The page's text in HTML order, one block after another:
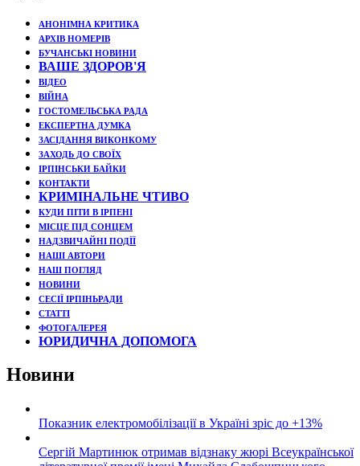
АНОНІМНА КРИТИКА
АРХІВ НОМЕРІВ
БУЧАНСЬКІ НОВИНИ
ВАШЕ ЗДОРОВ'Я
ВІДЕО
ВІЙНА
ГОСТОМЕЛЬСЬКА РАДА
ЕКСПЕРТНА ДУМКА
ЗАСІДАННЯ ВИКОНКОМУ
ЗАХОДЬ ДО СВОЇХ
ІРПІНСЬКИ БАЙКИ
КОНТАКТИ
КРИМІНАЛЬНЕ ЧТИВО
КУДИ ПІТИ В ІРПЕНІ
МІСЦЕ ПІД СОНЦЕМ
НАДЗВИЧАЙНІ ПОДЇЇ
НАШІ АВТОРИ
НАШ ПОГЛЯД
НОВИНИ
СЕСІЇ ІРПІНЬРАДИ
СТАТТІ
ФОТОГАЛЕРЕЯ
ЮРИДИЧНА ДОПОМОГА
Новини
Показник електромобілізації в Україні зріс до +13%
Сергій Мартинюк отримав відзнаку жюрі Всеукраїнської